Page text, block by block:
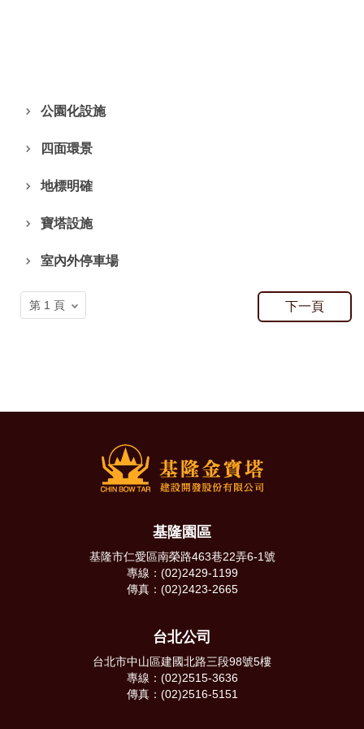
公園化設施
四面環景
地標明確
寶塔設施
室內外停車場
下一頁
基隆園區
基隆市仁愛區南榮路463巷22弄6-1號
專線：(02)2429-1199
傳真：(02)2423-2665
台北公司
台北市中山區建國北路三段98號5樓
專線：(02)2515-3636
傳真：(02)2516-5151